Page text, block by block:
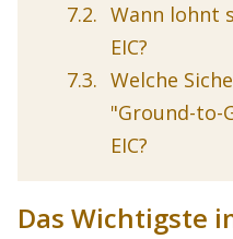
Wann lohnt
EIC?
Welche
"Ground-to-
EIC?
Das Wichtigste